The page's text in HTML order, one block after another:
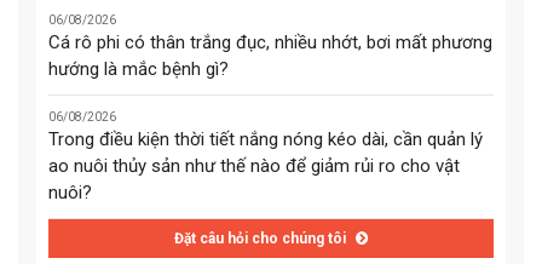
06/08/2026
Cá rô phi có thân trắng đục, nhiều nhớt, bơi mất phương
hướng là mắc bệnh gì?
06/08/2026
Trong điều kiện thời tiết nắng nóng kéo dài, cần quản lý
ao nuôi thủy sản như thế nào để giảm rủi ro cho vật
nuôi?
Đặt câu hỏi cho chúng tôi